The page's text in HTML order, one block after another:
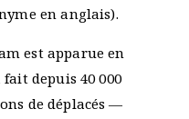
en anglais).
est apparue en
depuis 40 000
de déplacés —